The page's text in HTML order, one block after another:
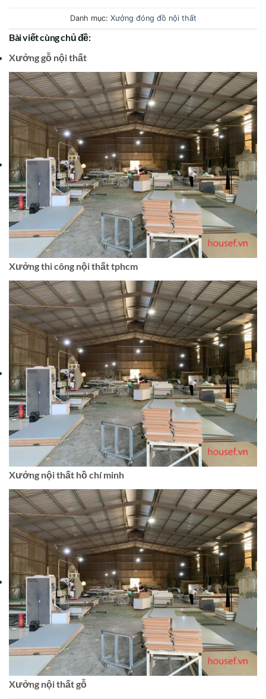
Danh mục: Xưởng đóng đồ nội thất
Bài viết cùng chủ đề:
Xưởng gỗ nội thất
Xưởng thi công nội thất tphcm
Xưởng nội thất hồ chí minh
Xưởng nội thất gỗ